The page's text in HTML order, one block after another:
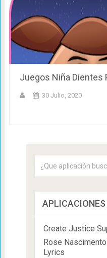
Juegos Niña Dientes
30 Julio, 2020
APLICACIONES
Create Justice
Rose
Lyrics